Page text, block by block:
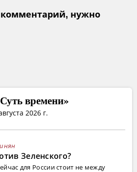
нужно
времени»
2026 г.
Зеленского?
для России стоит не между